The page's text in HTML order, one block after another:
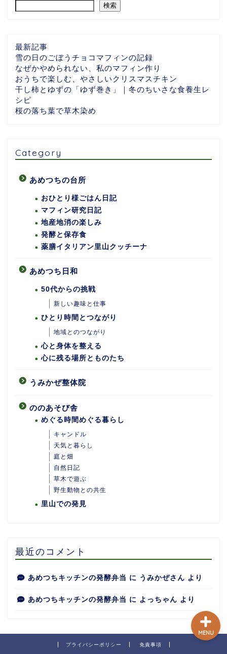
検索
最新記事
雪の日のごぼうチョコマフィンの記録
なぜかやめられない、私のマフィン作り
おうちで楽しむ、やさしいクリスマスチキン
干し柿とゆずの「ゆず巻き」｜冬のちいさな食養生レ
シピ
桜の落ち葉で草木染め
Category
あめつちの台所
おひとり様ごはん日記
マフィン研究日記
地産地消の楽しみ
発酵と保存食
薬膳イタリアン里山クッチーナ
あめつち日和
50代からの挑戦
新しい趣味と仕事
ひとり時間とつながり
地域とのつながり
心と身体を整える
心に残る場所とものたち
うみかぜ整体院
ののあそび舎
めぐる時間めぐる暮らし
キャンドル
天気と暮らし
庭と畑
自然日記
草木で遊ぶ
野生動物との共生
里山での発見
最近のコメント
あめつちキッチンの発酵弁当 に うみかぜさん より
あめつちキッチンの発酵弁当 に よっちゃん より
プライバシーポリシー 免責事項
MENU